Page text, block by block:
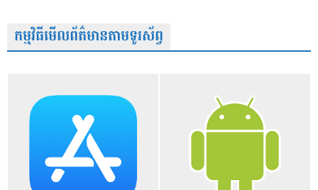
កម្មវិធីមើលព័ត៌មានតាមទូរស័ព្វ